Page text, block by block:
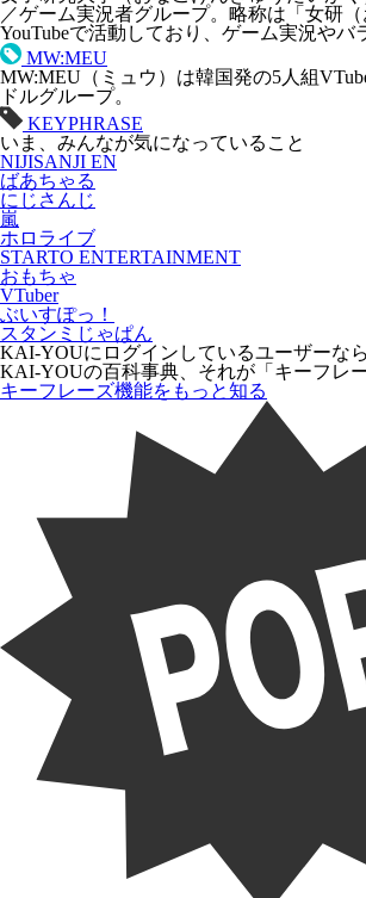
／ゲーム実況者グループ。略称は「女研
YouTubeで活動しており、ゲーム実況や
MW:MEU
MW:MEU（ミュウ）は韓国発の5人組
ドルグループ。
KEYPHRASE
いま、みんなが気になっていること
NIJISANJI EN
ばあちゃる
にじさんじ
嵐
ホロライブ
STARTO ENTERTAINMENT
おもちゃ
VTuber
ぶいすぽっ！
スタンミじゃぱん
KAI-YOUにログインしているユーザーなら
KAI-YOUの百科事典、それが「 キーフレ
キーフレーズ機能をもっと知る